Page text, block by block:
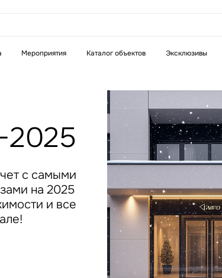
Мероприятия Каталог объектов Эксклюзивы
2025
с самыми
на 2025
и все
звонок
WhatsApp Telegram
поле
Это обязательное поле
Введен неверный формат
По времени